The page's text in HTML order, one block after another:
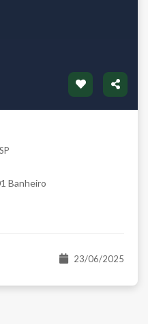
Banheiro
23/06/2025